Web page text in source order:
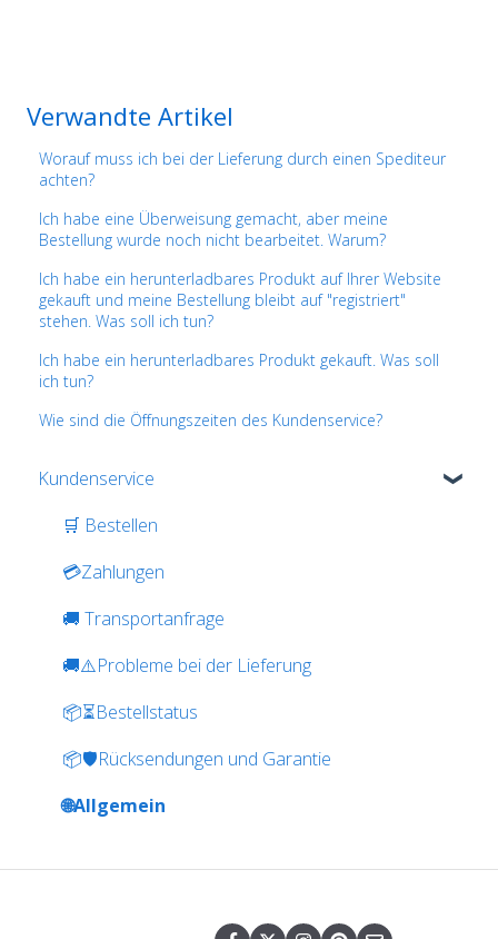
Verwandte Artikel
Worauf muss ich bei der Lieferung durch einen Spediteur
achten?
Ich habe eine Überweisung gemacht, aber meine
Bestellung wurde noch nicht bearbeitet. Warum?
Ich habe ein herunterladbares Produkt auf Ihrer Website
gekauft und meine Bestellung bleibt auf "registriert"
stehen. Was soll ich tun?
Ich habe ein herunterladbares Produkt gekauft. Was soll
ich tun?
Wie sind die Öffnungszeiten des Kundenservice?
Kundenservice
🛒 Bestellen
💳Zahlungen
🚚 Transportanfrage
🚚⚠️Probleme bei der Lieferung
📦⏳Bestellstatus
📦🛡️Rücksendungen und Garantie
🌐Allgemein